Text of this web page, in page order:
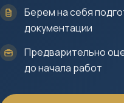
Берем на себя
документации
Предварительно
до начала работ